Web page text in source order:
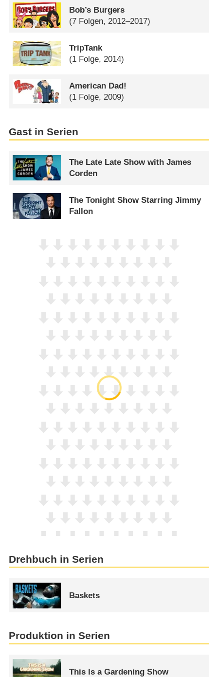
Bob’s Burgers
(7 Folgen, 2012–2017)
TripTank
(1 Folge, 2014)
American Dad!
(1 Folge, 2009)
Gast in Serien
The Late Late Show with James
Corden
The Tonight Show Starring Jimmy
Fallon
Drehbuch in Serien
Baskets
Produktion in Serien
This Is a Gardening Show